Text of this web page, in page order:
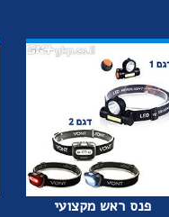
פנס ראש מקצועי